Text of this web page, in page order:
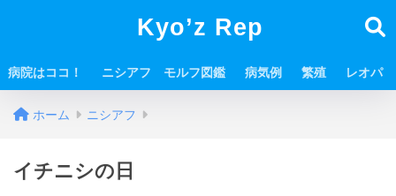
Kyo’z Rep
病院はココ！ ニシアフ モルフ図鑑 病気例 繁殖 レオパ
ホーム ニシアフ
イチニシの日